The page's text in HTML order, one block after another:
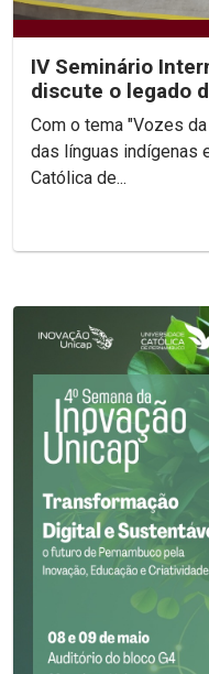
IV Seminário
discute o legado
africanas
Com o tema "Vozes
das línguas indígenas
Católica de...